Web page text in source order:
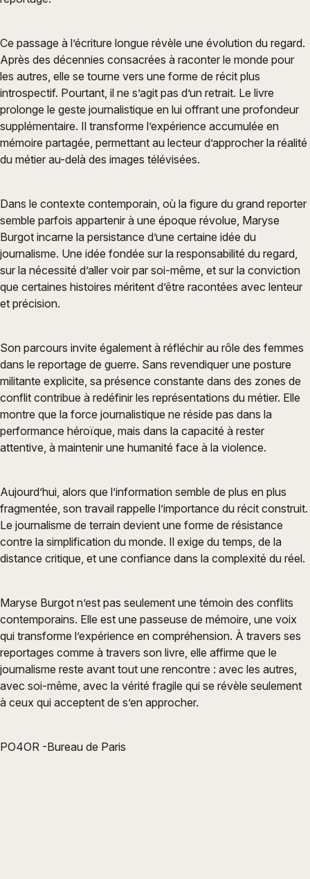
Ce passage à l’écriture longue révèle une évolution du regard.
Après des décennies consacrées à raconter le monde pour
les autres, elle se tourne vers une forme de récit plus
introspectif. Pourtant, il ne s’agit pas d’un retrait. Le livre
prolonge le geste journalistique en lui offrant une profondeur
supplémentaire. Il transforme l’expérience accumulée en
mémoire partagée, permettant au lecteur d’approcher la réalité
du métier au-delà des images télévisées.
Dans le contexte contemporain, où la figure du grand reporter
semble parfois appartenir à une époque révolue, Maryse
Burgot incarne la persistance d’une certaine idée du
journalisme. Une idée fondée sur la responsabilité du regard,
sur la nécessité d’aller voir par soi-même, et sur la conviction
que certaines histoires méritent d’être racontées avec lenteur
et précision.
Son parcours invite également à réfléchir au rôle des femmes
dans le reportage de guerre. Sans revendiquer une posture
militante explicite, sa présence constante dans des zones de
conflit contribue à redéfinir les représentations du métier. Elle
montre que la force journalistique ne réside pas dans la
performance héroïque, mais dans la capacité à rester
attentive, à maintenir une humanité face à la violence.
Aujourd’hui, alors que l’information semble de plus en plus
fragmentée, son travail rappelle l’importance du récit construit.
Le journalisme de terrain devient une forme de résistance
contre la simplification du monde. Il exige du temps, de la
distance critique, et une confiance dans la complexité du réel.
Maryse Burgot n’est pas seulement une témoin des conflits
contemporains. Elle est une passeuse de mémoire, une voix
qui transforme l’expérience en compréhension. À travers ses
reportages comme à travers son livre, elle affirme que le
journalisme reste avant tout une rencontre : avec les autres,
avec soi-même, avec la vérité fragile qui se révèle seulement
à ceux qui acceptent de s’en approcher.
PO4OR -Bureau de Paris